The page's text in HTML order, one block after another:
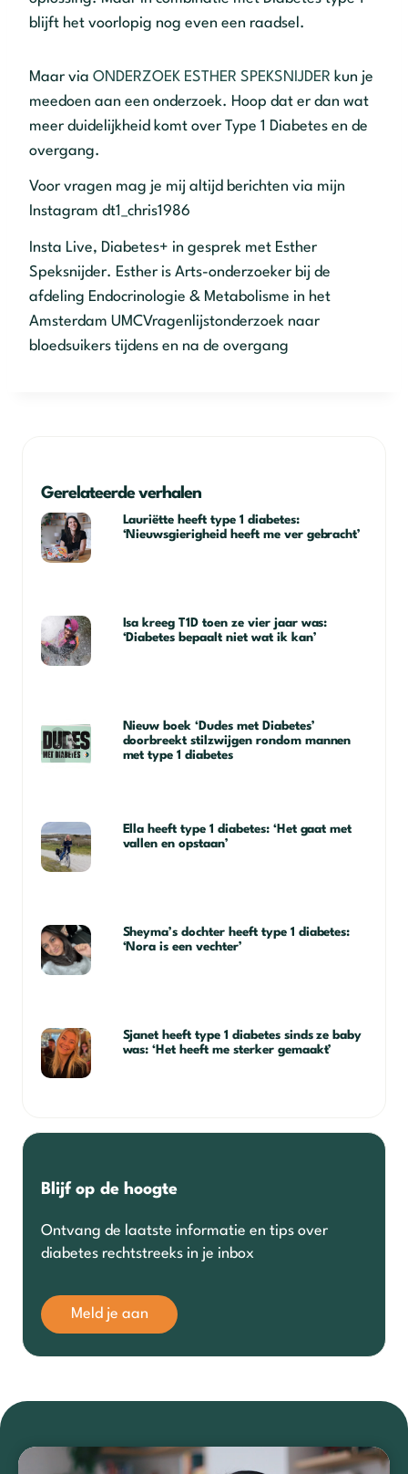
blijft het voorlopig nog even een raadsel.
Maar via ONDERZOEK ESTHER SPEKSNIJDER kun je
meedoen aan een onderzoek. Hoop dat er dan wat
meer duidelijkheid komt over Type 1 Diabetes en de
overgang.
Voor vragen mag je mij altijd berichten via mijn
Instagram dt1_chris1986
Insta Live, Diabetes+ in gesprek met Esther
Speksnijder. Esther is Arts-onderzoeker bij de
afdeling Endocrinologie & Metabolisme in het
Amsterdam UMCVragenlijstonderzoek naar
bloedsuikers tijdens en na de overgang
Gerelateerde verhalen
Lauriëtte heeft type 1 diabetes:
‘Nieuwsgierigheid heeft me ver gebracht’
Isa kreeg T1D toen ze vier jaar was:
‘Diabetes bepaalt niet wat ik kan’
Nieuw boek ‘Dudes met Diabetes’
doorbreekt stilzwijgen rondom mannen
met type 1 diabetes
Ella heeft type 1 diabetes: ‘Het gaat met
vallen en opstaan’
Sheyma’s dochter heeft type 1 diabetes:
‘Nora is een vechter’
Sjanet heeft type 1 diabetes sinds ze baby
was: ‘Het heeft me sterker gemaakt’
Blijf op de hoogte
Ontvang de laatste informatie en tips over
diabetes rechtstreeks in je inbox
Meld je aan